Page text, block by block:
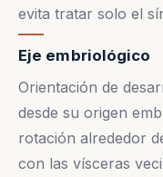
evita tratar solo el
Eje embriológico
Orientación de
desde su origen
rotación alrededor
con las vísceras